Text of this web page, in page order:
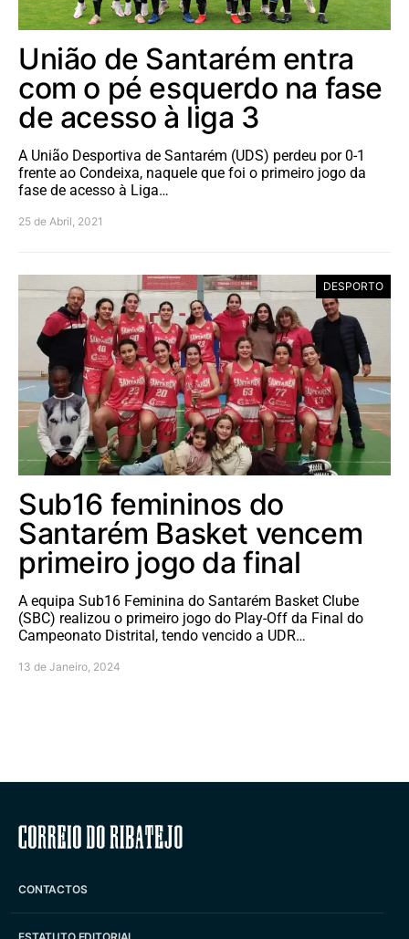
União de Santarém entra
com o pé esquerdo na fase
de acesso à liga 3
A União Desportiva de Santarém (UDS) perdeu por 0-1
frente ao Condeixa, naquele que foi o primeiro jogo da
fase de acesso à Liga…
25 de Abril, 2021
DESPORTO
Sub16 femininos do
Santarém Basket vencem
primeiro jogo da final
A equipa Sub16 Feminina do Santarém Basket Clube
(SBC) realizou o primeiro jogo do Play-Off da Final do
Campeonato Distrital, tendo vencido a UDR…
13 de Janeiro, 2024
Correio do Ribatejo
CONTACTOS